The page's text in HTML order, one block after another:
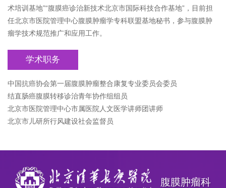
术培训基地”“腹膜癌诊治新技术北京市国际科技合作基地”，目前担
任北京市医院管理中心腹膜肿瘤学专科联盟基地秘书，参与腹膜肿
瘤学技术规范推广和应用工作。
学术职务
中国抗癌协会第一届腹膜肿瘤整合康复专业委员会委员
结直肠癌腹膜转移诊治青年协作组组员
北京市医院管理中心市属医院人文医学讲师团讲师
北京市儿研所行风建设社会监督员
腹膜肿瘤科